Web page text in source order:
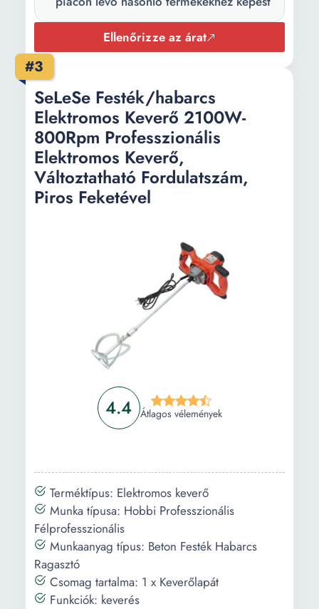
Ellenőrizze az árat
#3
4.4 Átlagos vélemények
SeLeSe Festék/habarcs
Elektromos Keverő 2100W-
800Rpm Professzionális
Elektromos Keverő,
Változtatható Fordulatszám,
Piros Feketével
Terméktípus: Elektromos keverő
Munka típusa: Hobbi Professzionális
Félprofesszionális
Munkaanyag típus: Beton Festék Habarcs
Ragasztó
Csomag tartalma: 1 x Keverőlapát
Funkciók: keverés